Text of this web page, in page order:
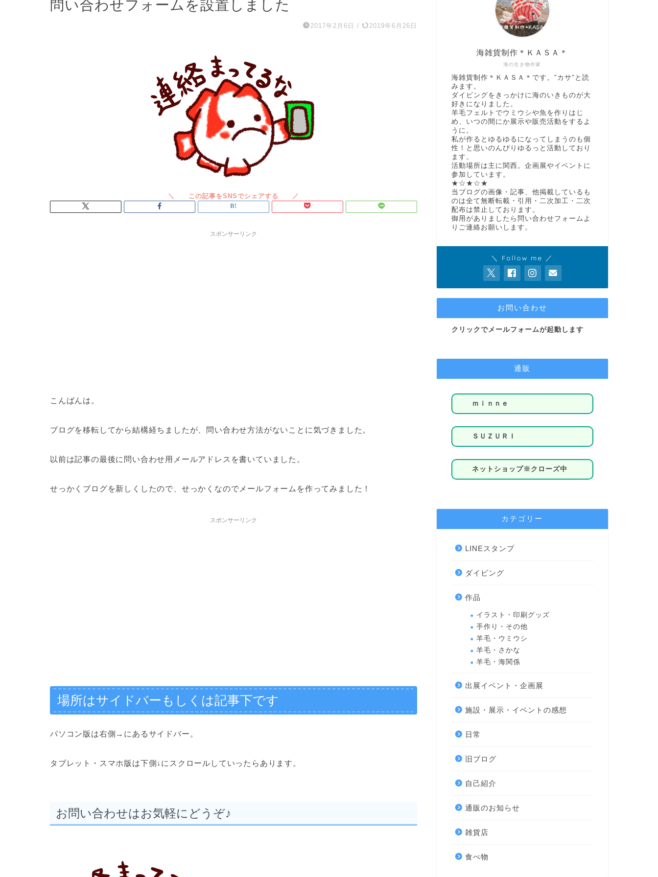
問い合わせフォームを設置しました
2017年2月6日 / 2019年6月26日
スポンサーリンク
こんばんは。
ブログを移転してから結構経ちましたが、問い合わせ方法がないことに気づきました。
以前は記事の最後に問い合わせ用メールアドレスを書いていました。
せっかくブログを新しくしたので、せっかくなのでメールフォームを作ってみました！
スポンサーリンク
場所はサイドバーもしくは記事下です
パソコン版は右側→にあるサイドバー。
タブレット・スマホ版は下側↓にスクロールしていったらあります。
お問い合わせはお気軽にどうぞ♪
海の生き物作家
海雑貨制作＊ＫＡＳＡ＊
海雑貨制作＊ＫＡＳＡ＊です。”カサ”と読
みます。
ダイビングをきっかけに海のいきものが大
好きになりました。
羊毛フェルトでウミウシや魚を作りはじ
め、いつの間にか展示や販売活動をするよ
うに。
私が作るとゆるゆるになってしまうのも個
性！と思いのんびりゆるっと活動しており
ます。
活動場所は主に関西。企画展やイベントに
参加しています。
★☆★☆★
当ブログの画像・記事、他掲載しているも
のは全て無断転載・引用・二次加工・二次
配布は禁止しております。
御用がありましたら問い合わせフォームよ
りご連絡お願いします。
＼ Follow me ／
お問い合わせ
クリックでメールフォームが起動します
通販
ｍｉｎｎｅ
ＳＵＺＵＲＩ
ネットショップ※クローズ中
カテゴリー
LINEスタンプ
ダイビング
作品
イラスト・印刷グッズ
手作り・その他
羊毛・ウミウシ
羊毛・さかな
羊毛・海関係
出展イベント・企画展
施設・展示・イベントの感想
日常
旧ブログ
自己紹介
通販のお知らせ
雑貨店
食べ物